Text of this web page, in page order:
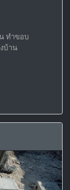
ทำขอบ
บ้าน